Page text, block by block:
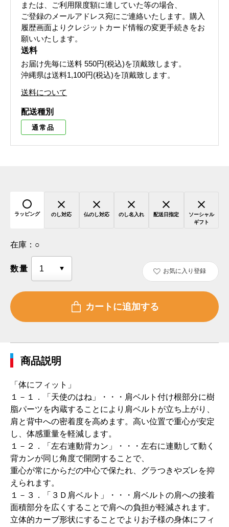
または、ご利用限度額に達していた等の場合、
ご登録のメールアドレス宛にご連絡いたします。購入
履歴画面よりクレジットカード情報の変更手続きをお
願いいたします。
送料
お届け先毎に送料 550円(税込)を頂戴致します。
沖縄県は送料1,100円(税込)を頂戴致します。
送料について
配送種別
通常品
ラッピング のし対応 仏のし対応 のし名入れ 配送日指定
ソーシャル
ギフト
在庫： ○
数量 お気に入り登録
商品説明
「体にフィット」
１－１．「天使のはね」・・・肩ベルト付け根部分に樹
脂パーツを内蔵することにより肩ベルトが立ち上がり、
肩と背中への密着度を高めます。高い位置で重心が安定
し、体感重量を軽減します。
１－２．「左右連動背カン」・・・左右に連動して動く
背カンが同じ角度で開閉することで、
重心が常にからだの中心で保たれ、グラつきやズレを抑
えられます。
１－３．「３Ｄ肩ベルト」・・・肩ベルトの肩への接着
面積部分を広くすることで肩への負担が軽減されます。
立体的カーブ形状にすることでよりお子様の身体にフィ